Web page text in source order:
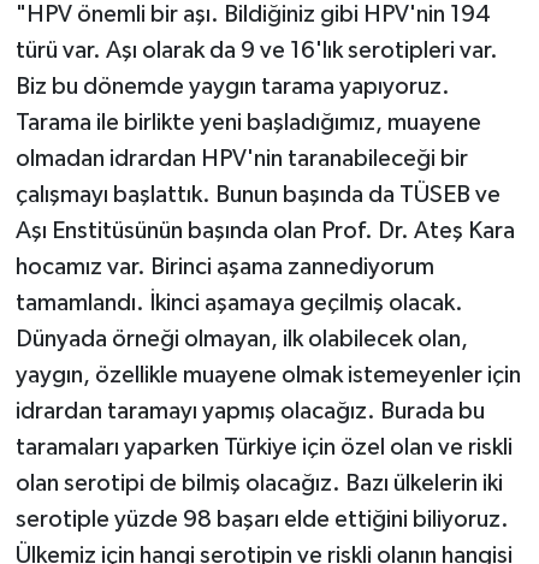
"HPV önemli bir aşı. Bildiğiniz gibi HPV'nin 194
türü var. Aşı olarak da 9 ve 16'lık serotipleri var.
Biz bu dönemde yaygın tarama yapıyoruz.
Tarama ile birlikte yeni başladığımız, muayene
olmadan idrardan HPV'nin taranabileceği bir
çalışmayı başlattık. Bunun başında da TÜSEB ve
Aşı Enstitüsünün başında olan Prof. Dr. Ateş Kara
hocamız var. Birinci aşama zannediyorum
tamamlandı. İkinci aşamaya geçilmiş olacak.
Dünyada örneği olmayan, ilk olabilecek olan,
yaygın, özellikle muayene olmak istemeyenler için
idrardan taramayı yapmış olacağız. Burada bu
taramaları yaparken Türkiye için özel olan ve riskli
olan serotipi de bilmiş olacağız. Bazı ülkelerin iki
serotiple yüzde 98 başarı elde ettiğini biliyoruz.
Ülkemiz için hangi serotipin ve riskli olanın hangisi